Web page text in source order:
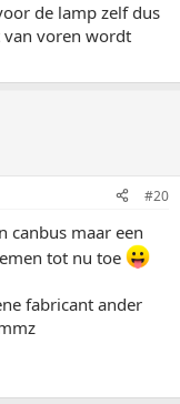
de lamp zelf dus
voren wordt
#20
canbus maar een
tot nu toe
fabricant ander